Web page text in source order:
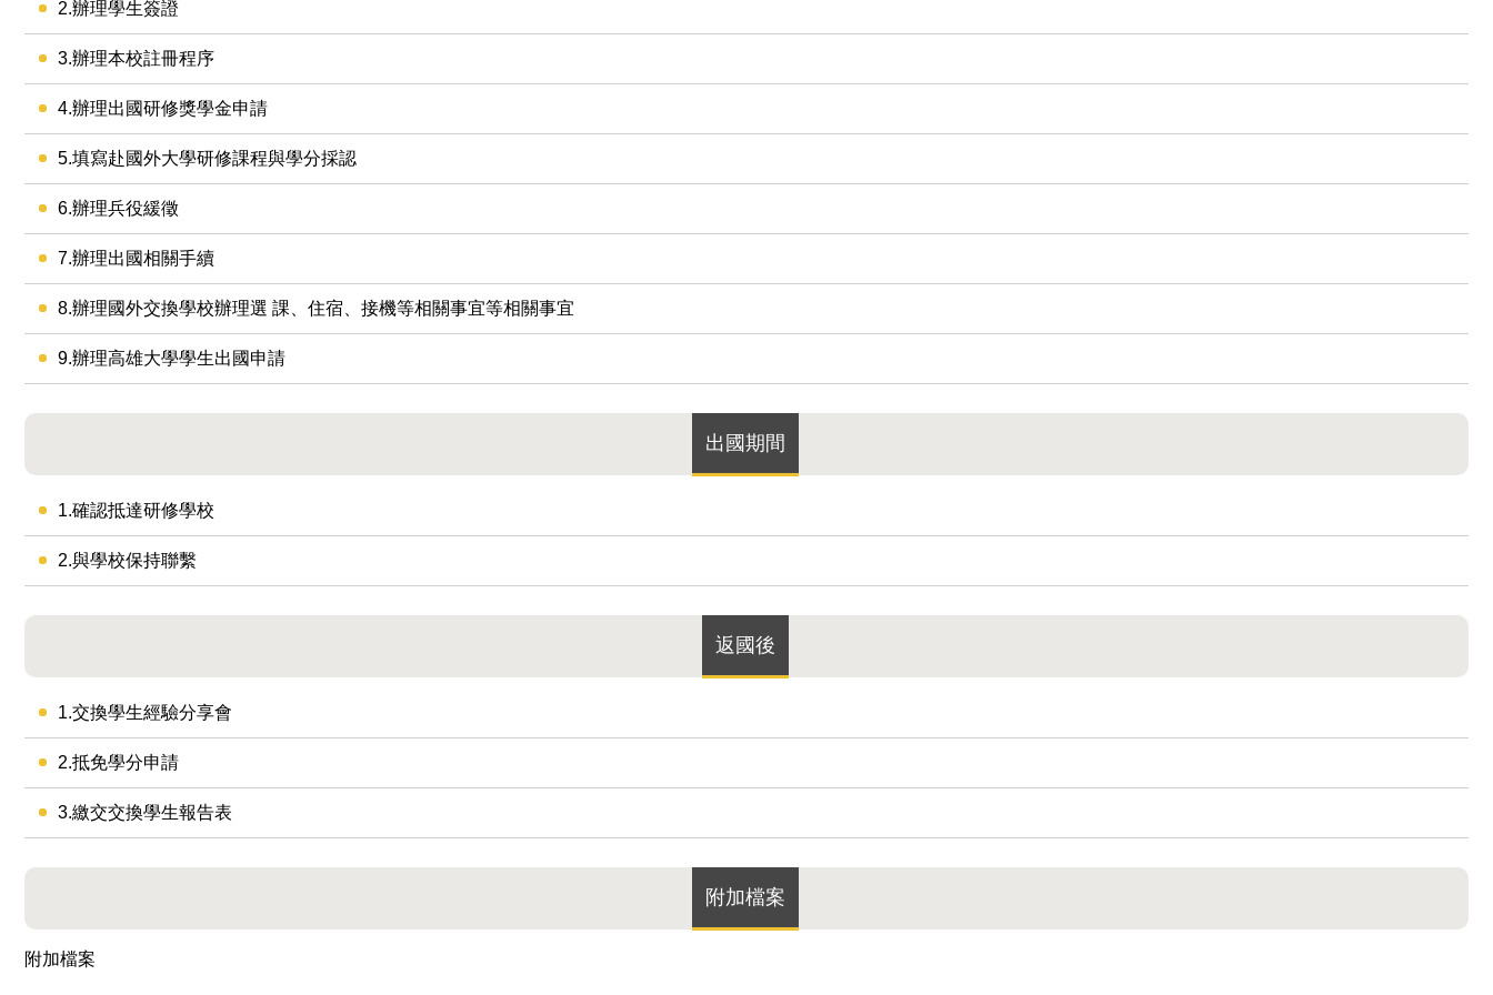
2.辦理學生簽證
3.辦理本校註冊程序
4.辦理出國研修獎學金申請
5.填寫赴國外大學研修課程與學分採認
6.辦理兵役緩徵
7.辦理出國相關手續
8.辦理國外交換學校辦理選 課、住宿、接機等相關事宜等相關事宜
9.辦理高雄大學學生出國申請
出國期間
1.確認抵達研修學校
2.與學校保持聯繫
返國後
1.交換學生經驗分享會
2.抵免學分申請
3.繳交交換學生報告表
附加檔案
附加檔案